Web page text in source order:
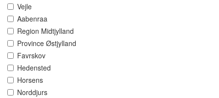
Vejle
Aabenraa
Region Midtjylland
Province Østjylland
Favrskov
Hedensted
Horsens
Norddjurs